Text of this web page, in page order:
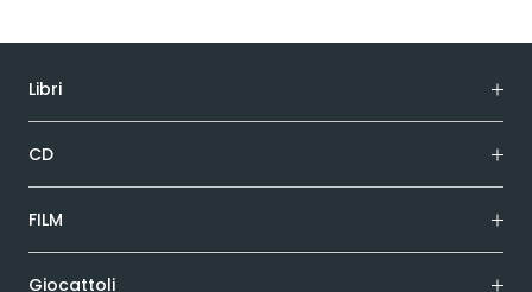
Libri
CD
FILM
Giocattoli